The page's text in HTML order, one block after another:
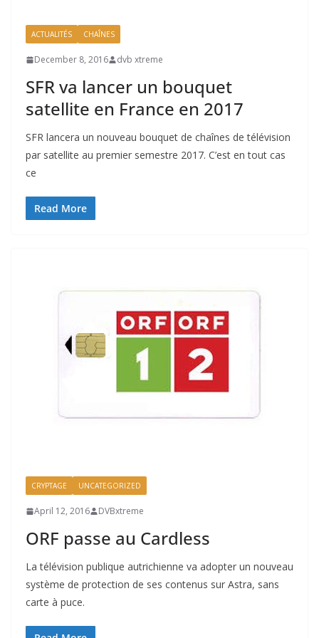
ACTUALITÉS CHAÎNES
December 8, 2016 dvb xtreme
SFR va lancer un bouquet
satellite en France en 2017
SFR lancera un nouveau bouquet de chaînes de télévision
par satellite au premier semestre 2017. C’est en tout cas
ce
Read More
CRYPTAGE UNCATEGORIZED
April 12, 2016 DVBxtreme
ORF passe au Cardless
La télévision publique autrichienne va adopter un nouveau
système de protection de ses contenus sur Astra, sans
carte à puce.